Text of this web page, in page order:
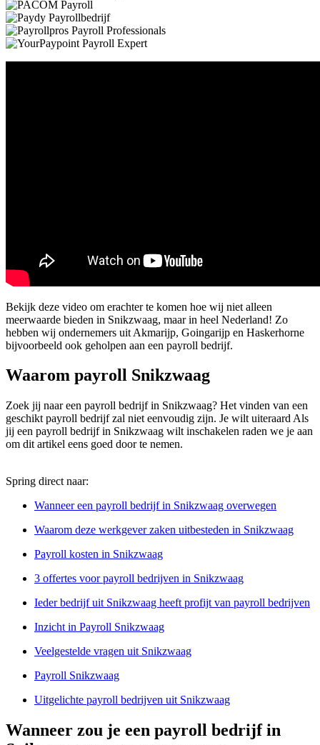
Bekijk deze video om erachter te komen hoe wij niet alleen
meerwaarde bieden in Snikzwaag, maar in heel Nederland! Zo
hebben wij ondernemers uit Akmarijp, Goingarijp en Haskerhorne
bijvoorbeeld ook geholpen aan een payroll bedrijf.
Waarom payroll Snikzwaag
Zoek jij naar een payroll bedrijf in Snikzwaag? Het vinden van een
geschikt payroll bedrijf zal niet eenvoudig zijn. Je wilt uiteraard Als
jij een payroll bedrijf in Snikzwaag wilt inschakelen raden we je aan
om dit artikel eens goed door te nemen.
Spring direct naar:
Wanneer een payroll bedrijf in Snikzwaag overwegen
Waarom deze werkgever zaken uitbesteden in Snikzwaag
Payroll kosten in Snikzwaag
3 offertes voor payroll bedrijven in Snikzwaag
Ieder bedrijf uit Snikzwaag heeft profijt van payroll bedrijven
Inzicht in Payroll Snikzwaag
Veelgestelde vragen uit Snikzwaag
Payroll Snikzwaag
Uitgelichte payroll bedrijven uit Snikzwaag
Wanneer zou je een payroll bedrijf in